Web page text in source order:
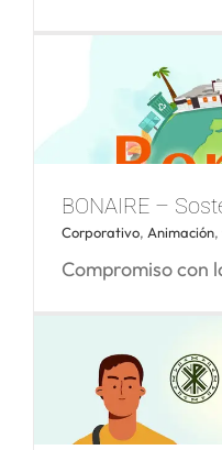
BONAIRE –
Corporativo, Animación,
Compromiso con